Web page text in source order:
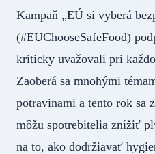
Kampaň „EÚ si vyberá
(#EUChooseSafeFood)
kriticky uvažovali pri
Zaoberá sa mnohými
potravinami a tento rok sa
môžu spotrebitelia znížiť
na to, ako dodržiavať